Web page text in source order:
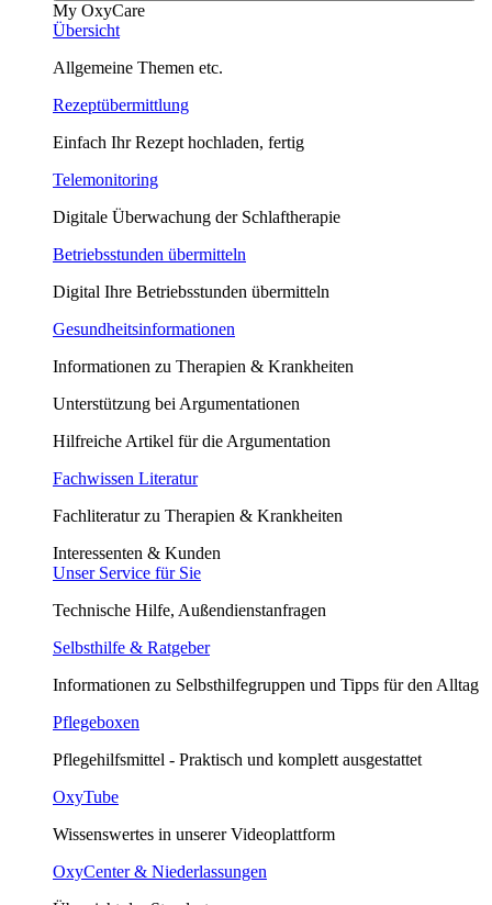
My OxyCare
Übersicht
Allgemeine Themen etc.
Rezeptübermittlung
Einfach Ihr Rezept hochladen, fertig
Telemonitoring
Digitale Überwachung der Schlaftherapie
Betriebsstunden übermitteln
Digital Ihre Betriebsstunden übermitteln
Gesundheitsinformationen
Informationen zu Therapien & Krankheiten
Unterstützung bei Argumentationen
Hilfreiche Artikel für die Argumentation
Fachwissen Literatur
Fachliteratur zu Therapien & Krankheiten
Interessenten & Kunden
Unser Service für Sie
Technische Hilfe, Außendienstanfragen
Selbsthilfe & Ratgeber
Informationen zu Selbsthilfegruppen und Tipps für den Alltag
Pflegeboxen
Pflegehilfsmittel - Praktisch und komplett ausgestattet
OxyTube
Wissenswertes in unserer Videoplattform
OxyCenter & Niederlassungen